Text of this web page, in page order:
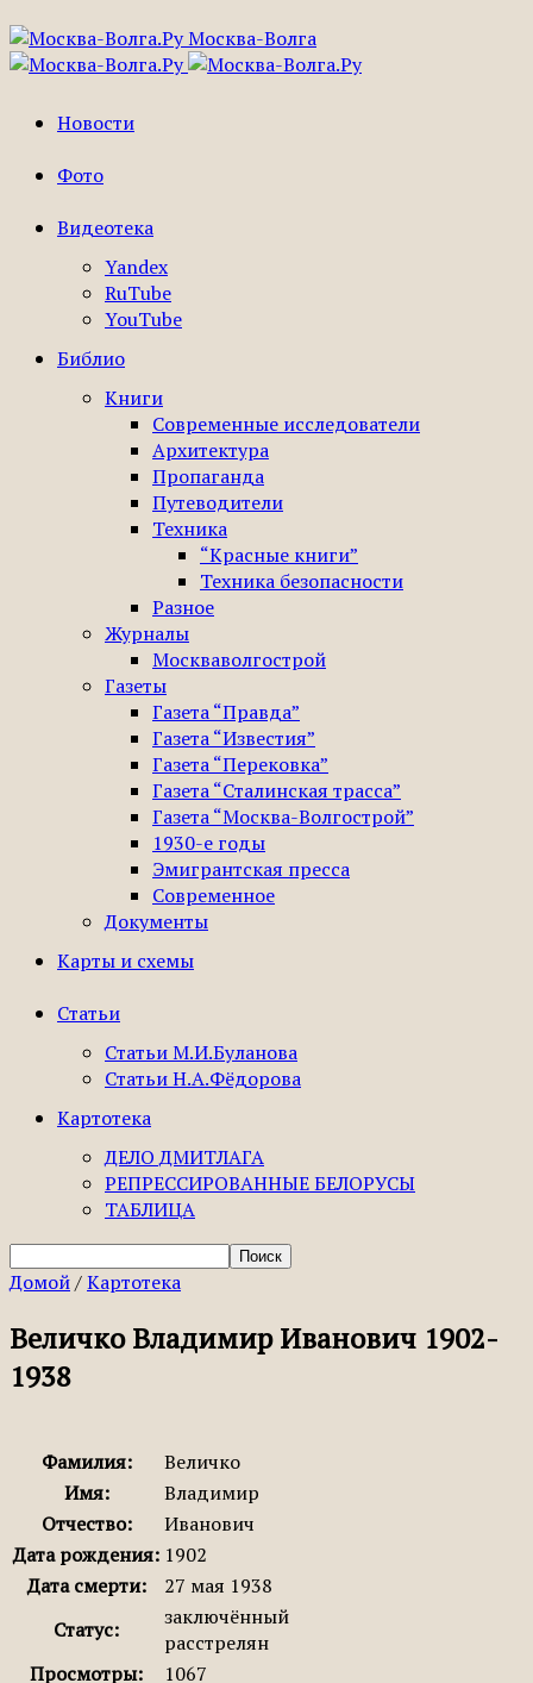
Москва-Волга
Новости
Фото
Видеотека
Yandex
RuTube
YouTube
Библио
Книги
Современные исследователи
Архитектура
Пропаганда
Путеводители
Техника
“Красные книги”
Техника безопасности
Разное
Журналы
Москваволгострой
Газеты
Газета “Правда”
Газета “Известия”
Газета “Перековка”
Газета “Сталинская трасса”
Газета “Москва-Волгострой”
1930-е годы
Эмигрантская пресса
Современное
Документы
Карты и схемы
Статьи
Статьи М.И.Буланова
Статьи Н.А.Фёдорова
Картотека
ДЕЛО ДМИТЛАГА
РЕПРЕССИРОВАННЫЕ БЕЛОРУСЫ
ТАБЛИЦА
Домой/Картотека
Величко Владимир Иванович 1902-
1938
Фамилия:
Величко
Имя:
Владимир
Отчество:
Иванович
Дата рождения: 1902
Дата смерти:
27 мая 1938
Статус:
заключённый
расстрелян
Просмотры:
1067